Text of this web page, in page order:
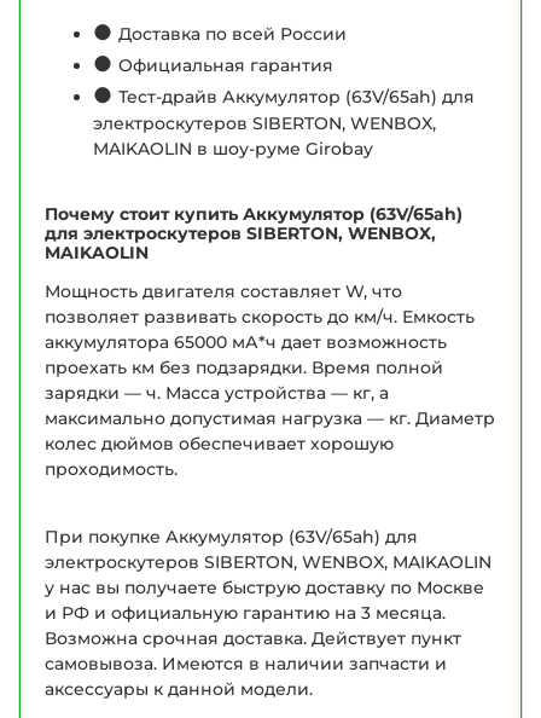
● Доставка по всей России
● Официальная гарантия
● Тест-драйв Аккумулятор (63V/65ah) для
электроскутеров SIBERTON, WENBOX,
MAIKAOLIN в шоу-руме Girobay
Почему стоит купить Аккумулятор (63V/65ah)
для электроскутеров SIBERTON, WENBOX,
MAIKAOLIN
Мощность двигателя составляет W, что
позволяет развивать скорость до км/ч. Емкость
аккумулятора 65000 мА*ч дает возможность
проехать км без подзарядки. Время полной
зарядки — ч. Масса устройства — кг, а
максимально допустимая нагрузка — кг. Диаметр
колес дюймов обеспечивает хорошую
проходимость.
При покупке Аккумулятор (63V/65ah) для
электроскутеров SIBERTON, WENBOX, MAIKAOLIN
у нас вы получаете быструю доставку по Москве
и РФ и официальную гарантию на 3 месяца.
Возможна срочная доставка. Действует пункт
самовывоза. Имеются в наличии запчасти и
аксессуары к данной модели.